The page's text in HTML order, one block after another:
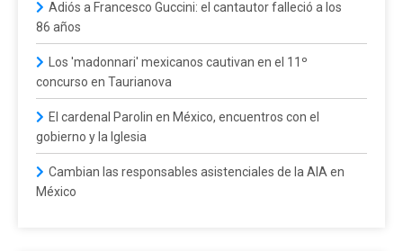
Adiós a Francesco Guccini: el cantautor falleció a los
86 años
Los 'madonnari' mexicanos cautivan en el 11º
concurso en Taurianova
El cardenal Parolin en México, encuentros con el
gobierno y la Iglesia
Cambian las responsables asistenciales de la AIA en
México